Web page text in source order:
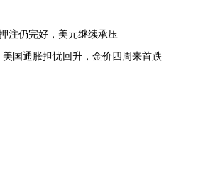
注仍完好，美元继续承压
国通胀担忧回升，金价四周来首跌